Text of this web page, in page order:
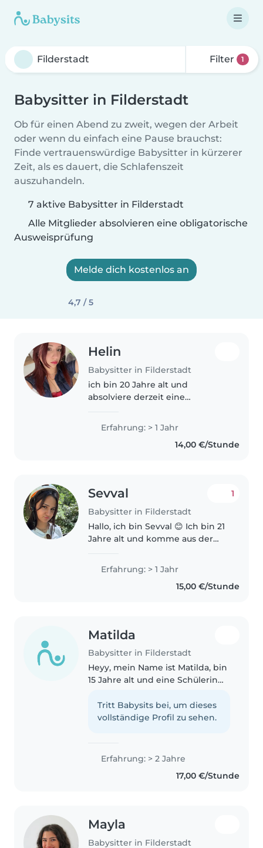
Filter 1
Babysitter in Filderstadt
Ob für einen Abend zu zweit, wegen der Arbeit
oder wenn du einfach eine Pause brauchst:
Finde vertrauenswürdige Babysitter in kürzerer
Zeit, als es dauert, die Schlafenszeit
auszuhandeln.
7 aktive Babysitter in Filderstadt
Alle Mitglieder absolvieren eine obligatorische
Ausweisprüfung
Melde dich kostenlos an
4,7 / 5
Helin
Babysitter in Filderstadt
ich bin 20 Jahre alt und
absolviere derzeit eine
Kinderzahnklinik. Schon seit
längerer Zeit arbeite ich gerne
mit Kindern. Während eines
Erfahrung: > 1 Jahr
14,00 €/Stunde
Sevval
Babysitter in Filderstadt
1
Hallo, ich bin Sevval 😊 Ich bin 21
Jahre alt und komme aus der
Jahr als Au-pair in Deutschland
gelebt und dort ein 3-jähriges..
Erfahrung: > 1 Jahr
15,00 €/Stunde
Matilda
Babysitter in Filderstadt
Heyy, mein Name ist Matilda, bin
15 Jahre alt und eine Schülerin
zuverlässige und freundliche
Babysitterin, die gerne Zeit mit
Tritt Babysits bei, um dieses
vollständige Profil zu sehen.
Erfahrung: > 2 Jahre
17,00 €/Stunde
Mayla
Babysitter in Filderstadt